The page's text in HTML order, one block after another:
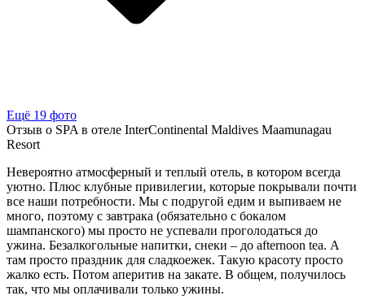
Ещё 19 фото
Отзыв о SPA в отеле InterContinental Maldives Maamunagau
Resort
Невероятно атмосферный и теплый отель, в котором всегда
уютно. Плюс клубные привилегии, которые покрывали почти
все наши потребности. Мы с подругой едим и выпиваем не
много, поэтому с завтрака (обязательно с бокалом
шампанского) мы просто не успевали проголодаться до
ужина. Безалкогольные напитки, снеки – до afternoon tea. А
там просто праздник для сладкоежек. Такую красоту просто
жалко есть. Потом аперитив на закате. В общем, получилось
так, что мы оплачивали только ужины.